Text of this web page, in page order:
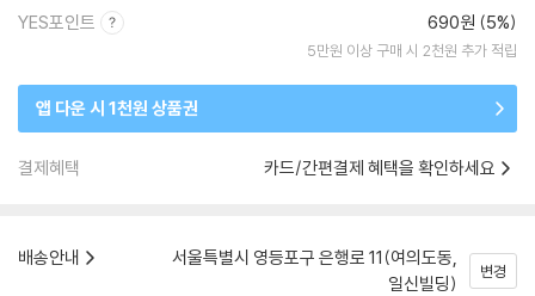
YES포인트 690원 (5%)
5만원 이상 구매 시 2천원 추가 적립
앱 다운 시 1천원 상품권
결제혜택 카드/간편결제 혜택을 확인하세요
배송안내
서울특별시 영등포구 은행로 11(여의도동,
일신빌딩)
변경